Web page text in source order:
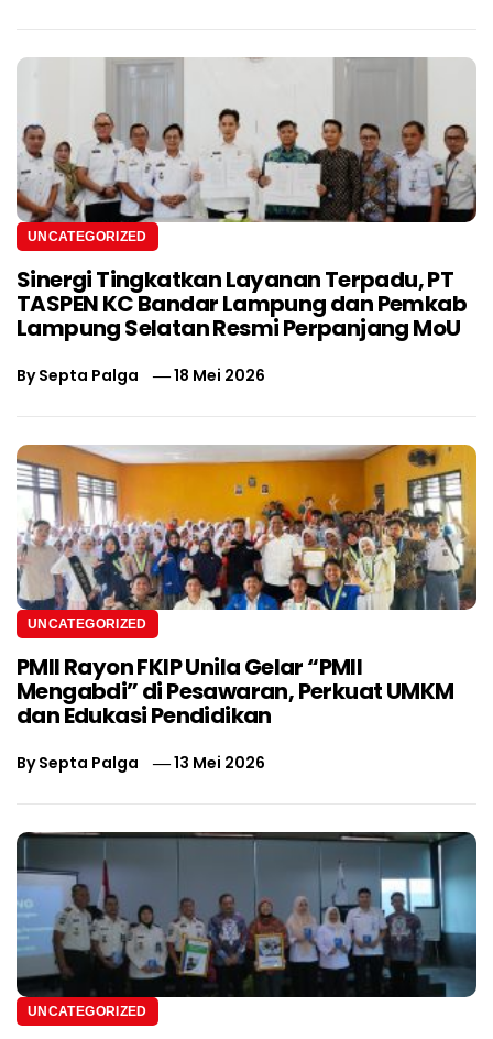
UNCATEGORIZED
Sinergi Tingkatkan Layanan Terpadu, PT
TASPEN KC Bandar Lampung dan Pemkab
Lampung Selatan Resmi Perpanjang MoU
BySepta Palga 18 Mei 2026
UNCATEGORIZED
PMII Rayon FKIP Unila Gelar “PMII
Mengabdi” di Pesawaran, Perkuat UMKM
dan Edukasi Pendidikan
BySepta Palga 13 Mei 2026
UNCATEGORIZED